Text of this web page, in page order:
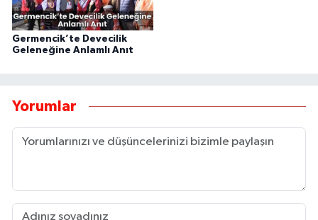
Germencik’te Devecilik
Geleneğine Anlamlı Anıt
Yorumlar